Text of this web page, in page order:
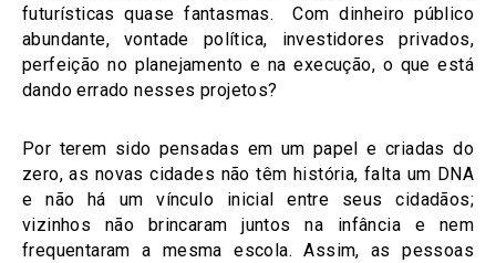
futurísticas quase fantasmas. Com dinheiro público
abundante, vontade política, investidores privados,
perfeição no planejamento e na execução, o que está
dando errado nesses projetos?
Por terem sido pensadas em um papel e criadas do
zero, as novas cidades não têm história, falta um DNA
e não há um vínculo inicial entre seus cidadãos;
vizinhos não brincaram juntos na infância e nem
frequentaram a mesma escola. Assim, as pessoas